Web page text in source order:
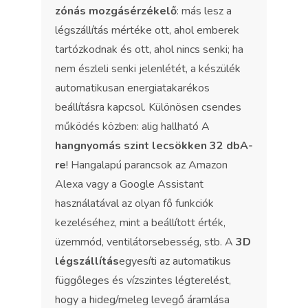
zónás mozgásérzékelő: más lesz a
légszállítás mértéke ott, ahol emberek
tartózkodnak és ott, ahol nincs senki; ha
nem észleli senki jelenlétét, a készülék
automatikusan energiatakarékos
beállításra kapcsol. Különösen csendes
működés közben: alig hallható A
hangnyomás szint lecsökken 32 dbA-
re! Hangalapú parancsok az Amazon
Alexa vagy a Google Assistant
használatával az olyan fő funkciók
kezeléséhez, mint a beállított érték,
üzemmód, ventilátorsebesség, stb. A 3D
légszállításegyesíti az automatikus
függőleges és vízszintes légterelést,
hogy a hideg/meleg levegő áramlása